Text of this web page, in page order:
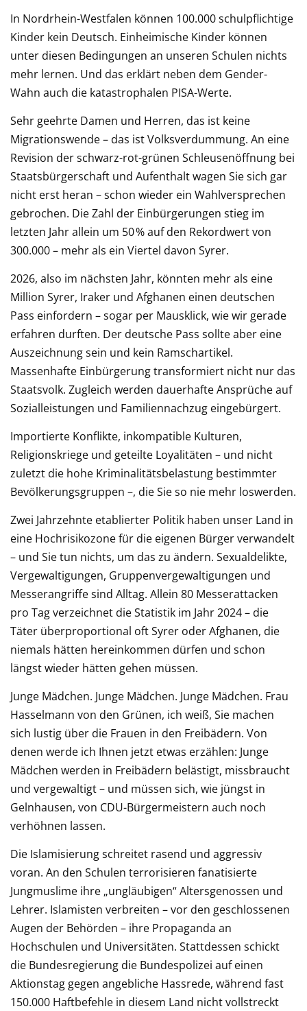
In Nordrhein-Westfalen können 100.000 schulpflichtige
Kinder kein Deutsch. Einheimische Kinder können
unter diesen Bedingungen an unseren Schulen nichts
mehr lernen. Und das erklärt neben dem Gender-
Wahn auch die katastrophalen PISA-Werte.
Sehr geehrte Damen und Herren, das ist keine
Migrationswende – das ist Volksverdummung. An eine
Revision der schwarz-rot-grünen Schleusenöffnung bei
Staatsbürgerschaft und Aufenthalt wagen Sie sich gar
nicht erst heran – schon wieder ein Wahlversprechen
gebrochen. Die Zahl der Einbürgerungen stieg im
letzten Jahr allein um 50 % auf den Rekordwert von
300.000 – mehr als ein Viertel davon Syrer.
2026, also im nächsten Jahr, könnten mehr als eine
Million Syrer, Iraker und Afghanen einen deutschen
Pass einfordern – sogar per Mausklick, wie wir gerade
erfahren durften. Der deutsche Pass sollte aber eine
Auszeichnung sein und kein Ramschartikel.
Massenhafte Einbürgerung transformiert nicht nur das
Staatsvolk. Zugleich werden dauerhafte Ansprüche auf
Sozialleistungen und Familiennachzug eingebürgert.
Importierte Konflikte, inkompatible Kulturen,
Religionskriege und geteilte Loyalitäten – und nicht
zuletzt die hohe Kriminalitätsbelastung bestimmter
Bevölkerungsgruppen –, die Sie so nie mehr loswerden.
Zwei Jahrzehnte etablierter Politik haben unser Land in
eine Hochrisikozone für die eigenen Bürger verwandelt
– und Sie tun nichts, um das zu ändern. Sexualdelikte,
Vergewaltigungen, Gruppenvergewaltigungen und
Messerangriffe sind Alltag. Allein 80 Messerattacken
pro Tag verzeichnet die Statistik im Jahr 2024 – die
Täter überproportional oft Syrer oder Afghanen, die
niemals hätten hereinkommen dürfen und schon
längst wieder hätten gehen müssen.
Junge Mädchen. Junge Mädchen. Junge Mädchen. Frau
Hasselmann von den Grünen, ich weiß, Sie machen
sich lustig über die Frauen in den Freibädern. Von
denen werde ich Ihnen jetzt etwas erzählen: Junge
Mädchen werden in Freibädern belästigt, missbraucht
und vergewaltigt – und müssen sich, wie jüngst in
Gelnhausen, von CDU-Bürgermeistern auch noch
verhöhnen lassen.
Die Islamisierung schreitet rasend und aggressiv
voran. An den Schulen terrorisieren fanatisierte
Jungmuslime ihre „ungläubigen“ Altersgenossen und
Lehrer. Islamisten verbreiten – vor den geschlossenen
Augen der Behörden – ihre Propaganda an
Hochschulen und Universitäten. Stattdessen schickt
die Bundesregierung die Bundespolizei auf einen
Aktionstag gegen angebliche Hassrede, während fast
150.000 Haftbefehle in diesem Land nicht vollstreckt